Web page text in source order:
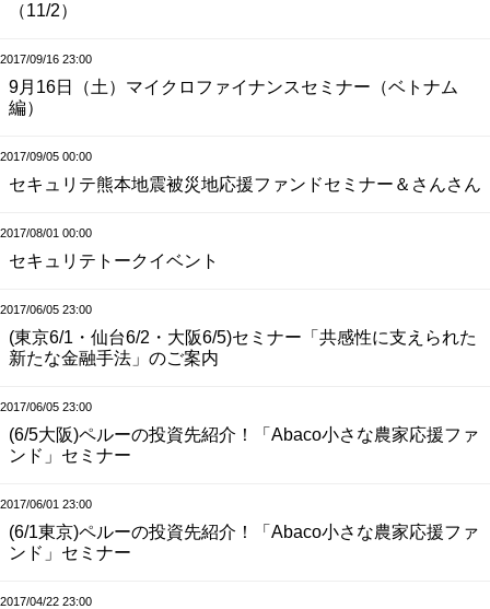
（11/2）
2017/09/16 23:00
9月16日（土）マイクロファイナンスセミナー（ベトナム
編）
2017/09/05 00:00
セキュリテ熊本地震被災地応援ファンドセミナー＆さんさん
2017/08/01 00:00
セキュリテトークイベント
2017/06/05 23:00
(東京6/1・仙台6/2・大阪6/5)セミナー「共感性に支えられた
新たな金融手法」のご案内
2017/06/05 23:00
(6/5大阪)ペルーの投資先紹介！「Abaco小さな農家応援ファ
ンド」セミナー
2017/06/01 23:00
(6/1東京)ペルーの投資先紹介！「Abaco小さな農家応援ファ
ンド」セミナー
2017/04/22 23:00